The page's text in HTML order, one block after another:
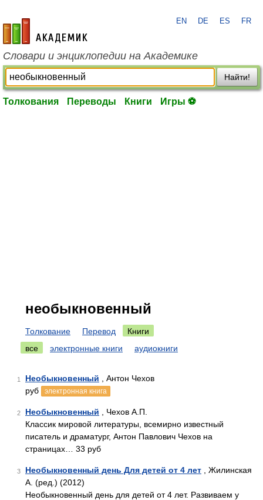
academic.ru
EN DE ES FR
Словари и энциклопедии на Академике
Найти!
Толкования Переводы Книги Игры ⚽
необыкновенный
Толкование Перевод
Книги
все
электронные книги аудиокниги
1 Необыкновенный , Антон Чехов
руб
электронная книга
2 Необыкновенный , Чехов А.П.
Классик мировой литературы, всемирно известный
писатель и драматург, Антон Павлович Чехов на
страницах… 33 руб
3 Необыкновенный день Для детей от 4 лет , Жилинская
А. (ред.) (2012)
Необыкновенный день для детей от 4 лет. Развиваем у